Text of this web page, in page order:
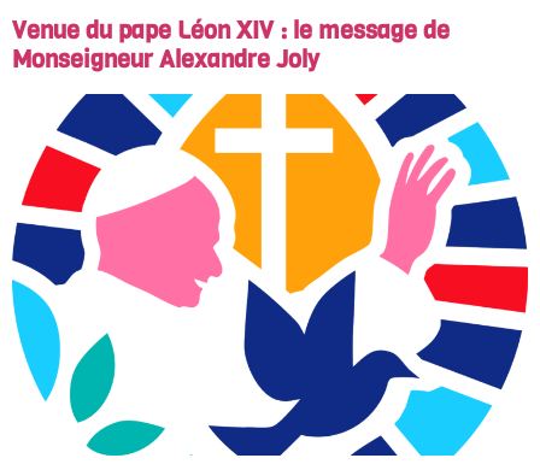
Venue du pape Léon XIV : le message de
Monseigneur Alexandre Joly